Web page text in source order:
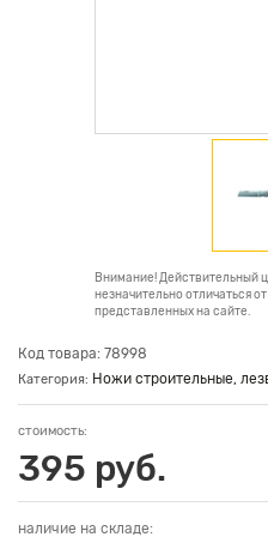
Внимание! Действительный
незначительно отличаться
представленных на сайте.
Код товара: 78998
Категория: Ножи строительные,
стоимость:
395 руб.
наличие на складе: